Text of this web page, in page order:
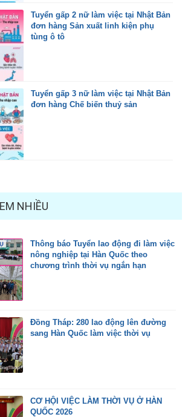
Tuyển gấp 2 nữ làm việc tại Nhật Bản
đơn hàng Sản xuất linh kiện phụ
tùng ô tô
Tuyển gấp 3 nữ làm việc tại Nhật Bản
đơn hàng Chế biến thuỷ sản
NHIỀU
Thông báo Tuyển lao động đi làm việc
nông nghiệp tại Hàn Quốc theo
chương trình thời vụ ngắn hạn
Đồng Tháp: 280 lao động lên đường
sang Hàn Quốc làm việc thời vụ
CƠ HỘI VIỆC LÀM THỜI VỤ Ở HÀN
QUỐC 2026